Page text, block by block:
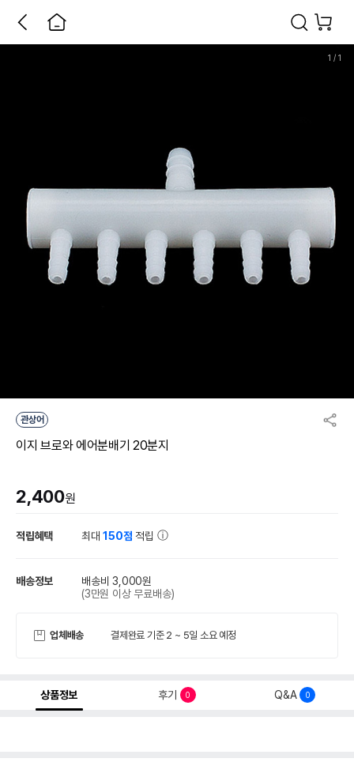
1 / 1
관상어
이지 브로와 에어분배기 20분지
2,400원
적립혜택 최대150점 적립
배송정보
배송비 3,000원
(3만원 이상 무료배송)
업체배송 결제완료 기준 2 ~ 5일 소요 예정
상품정보 후기 0 Q&A 0